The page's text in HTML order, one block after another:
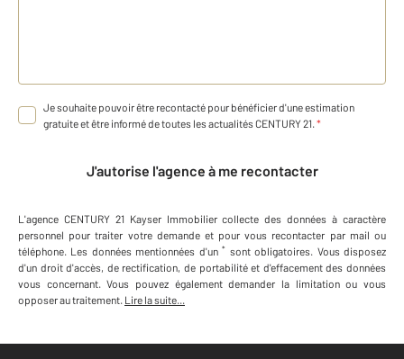
Je souhaite pouvoir être recontacté pour bénéficier d'une estimation
gratuite et être informé de toutes les actualités CENTURY 21. *
J'autorise l'agence à me recontacter
L'agence CENTURY 21 Kayser Immobilier collecte des données à caractère
personnel pour traiter votre demande et pour vous recontacter par mail ou
téléphone. Les données mentionnées d'un * sont obligatoires. Vous disposez
d'un droit d'accès, de rectification, de portabilité et d'effacement des données
vous concernant. Vous pouvez également demander la limitation ou vous
opposer au traitement. Lire la suite...